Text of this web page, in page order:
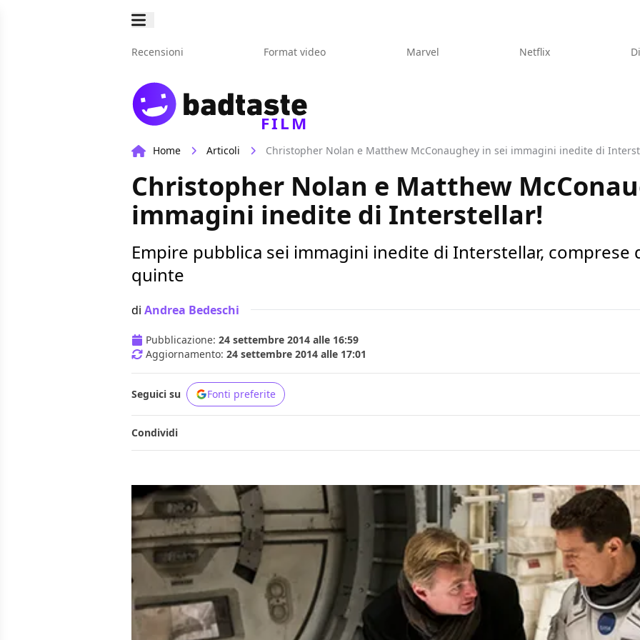
Recensioni Format video Marvel Netflix
FILM
Home Articoli Christopher Nolan e Matthew McConaughey in sei immagini inedite di
Christopher Nolan e Matthew
immagini inedite di Interstellar!
Empire pubblica sei immagini inedite di Interstellar, comprese
quinte
di Andrea Bedeschi
Pubblicazione: 24 settembre 2014 alle 16:59
Aggiornamento: 24 settembre 2014 alle 17:01
Seguici su Fonti preferite
Condividi